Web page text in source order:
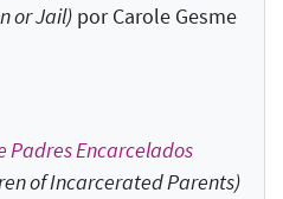
or Jail) por Carole Gesme
Padres Encarcelados
of Incarcerated Parents)